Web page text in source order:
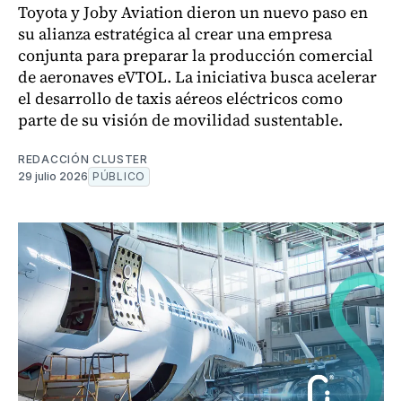
Toyota y Joby Aviation dieron un nuevo paso en
su alianza estratégica al crear una empresa
conjunta para preparar la producción comercial
de aeronaves eVTOL. La iniciativa busca acelerar
el desarrollo de taxis aéreos eléctricos como
parte de su visión de movilidad sustentable.
REDACCIÓN CLUSTER
29 julio 2026 PÚBLICO